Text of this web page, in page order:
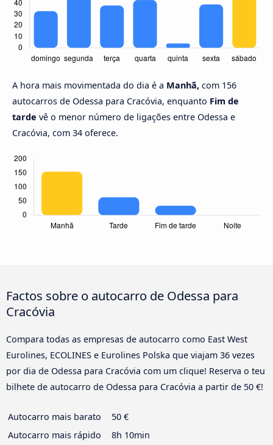
A hora mais movimentada do dia é a Manhã, com 156
autocarros de Odessa para Cracóvia, enquanto Fim de
tarde vê o menor número de ligações entre Odessa e
Cracóvia, com 34 oferece.
Factos sobre o autocarro de Odessa para
Cracóvia
Compara todas as empresas de autocarro como East West
Eurolines, ECOLINES e Eurolines Polska que viajam 36 vezes
por dia de Odessa para Cracóvia com um clique! Reserva o teu
bilhete de autocarro de Odessa para Cracóvia a partir de 50 €!
Autocarro mais barato
50 €
Autocarro mais rápido
8h 10min